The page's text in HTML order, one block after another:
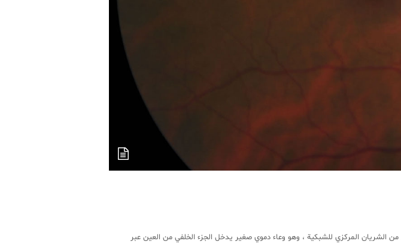
الشريان المركزي للشبكية ، وهو وعاء دموي صغير يدخل الجزء الخلفي من العين عبر